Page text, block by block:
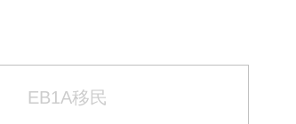
EB1A移民